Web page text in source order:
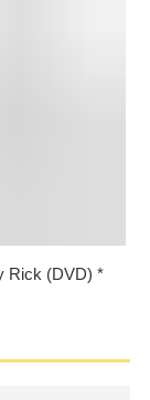
Rick (DVD)